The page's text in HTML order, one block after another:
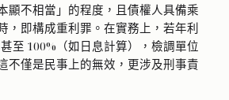
顯不相當」的程度，且債權人具備乘
，即構成重利罪。在實務上，若年利
至 100%（如日息計算），檢調單位
不僅是民事上的無效，更涉及刑事責